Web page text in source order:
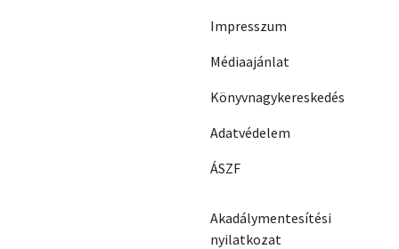
Impresszum
Médiaajánlat
Könyvnagykereskedés
Adatvédelem
ÁSZF
Akadálymentesítési
nyilatkozat